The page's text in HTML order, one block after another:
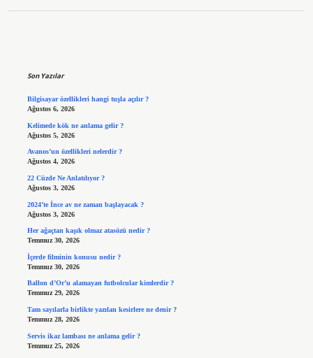
Son Yazılar
Bilgisayar özellikleri hangi tuşla açılır ?
Ağustos 6, 2026
Kelimede kök ne anlama gelir ?
Ağustos 5, 2026
Avanos’un özellikleri nelerdir ?
Ağustos 4, 2026
22 Cüzde Ne Anlatılıyor ?
Ağustos 3, 2026
2024’te İnce av ne zaman başlayacak ?
Ağustos 3, 2026
Her ağaçtan kaşık olmaz atasözü nedir ?
Temmuz 30, 2026
İçerde filminin konusu nedir ?
Temmuz 30, 2026
Ballon d’Or’u alamayan futbolcular kimlerdir ?
Temmuz 29, 2026
Tam sayılarla birlikte yazılan kesirlere ne denir ?
Temmuz 28, 2026
Servis ikaz lambası ne anlama gelir ?
Temmuz 25, 2026